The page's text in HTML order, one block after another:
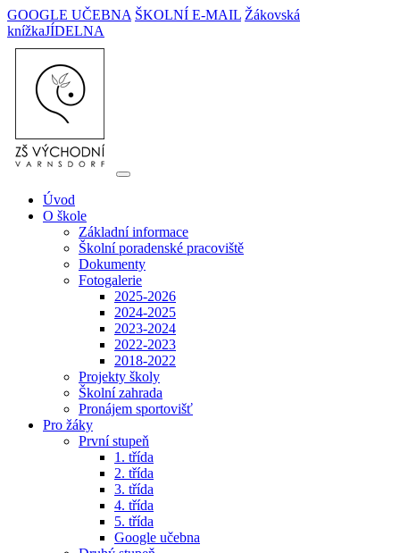
GOOGLE UČEBNA ŠKOLNÍ E-MAIL Žákovská
knížkaJÍDELNA
Úvod
O škole
Základní informace
Školní poradenské pracoviště
Dokumenty
Fotogalerie
2025-2026
2024-2025
2023-2024
2022-2023
2018-2022
Projekty školy
Školní zahrada
Pronájem sportovišť
Pro žáky
První stupeň
1. třída
2. třída
3. třída
4. třída
5. třída
Google učebna